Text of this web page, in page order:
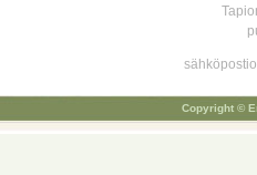
Copyright ©